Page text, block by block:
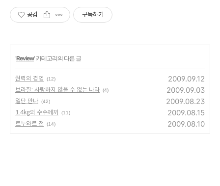
공감 구독하기
'Review' 카테고리의 다른 글
권력의 경영 (12) 2009.09.12
브라질: 사랑하지 않을 수 없는 나라 (4) 2009.09.03
일단 만나 (42) 2009.08.23
1.4kg의 수수께끼 (11) 2009.08.15
르누와르 전 (14) 2009.08.10